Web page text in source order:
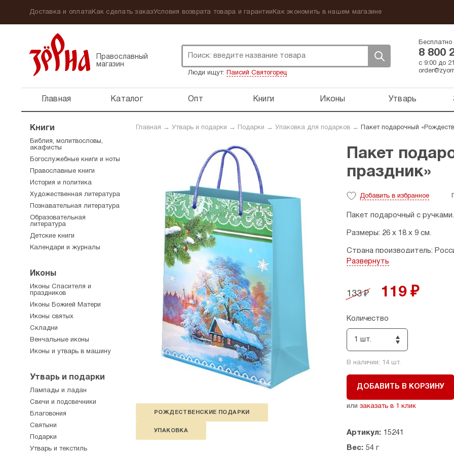
Доставка и оплатаКак сделать заказУсловия возврата товара и гарантии Как экономить в нашем магазине
Православный
магазин
Люди ищут: Паисий Святогорец
Бесплатно
8 800
с 9:00 до
Главная Каталог Опт Книги Иконы Утварь
Главная → Утварь и подарки → Подарки → Упаковка для подарков → Пакет подарочный
РОЖДЕСТВЕНСКИЕ ПОДАРКИ
УПАКОВКА
Пакет
праздник»
Добавить в избранное
Пакет подарочный с
Размеры: 26 х 18 х 9 см.
Страна производитель:
Развернуть
133 ₽ 119 ₽
Количество
1 шт.
В наличии: 14шт.
ДОБАВИТЬ В КОРЗИНУ
или заказать в 1 клик
Артикул: 15241
Вес: 54 г
Книги
Библия, молитвословы,
акафисты
Богослужебные книги и ноты
Православные книги
История и политика
Художественная литература
Познавательная литература
Образовательная
литература
Детские книги
Календари и журналы
Иконы
Иконы Спасителя и
праздников
Иконы Божией Матери
Иконы святых
Складни
Венчальные иконы
Иконы и утварь в машину
Утварь и подарки
Лампады и ладан
Свечи и подсвечники
Благовония
Святыни
Подарки
Утварь и текстиль